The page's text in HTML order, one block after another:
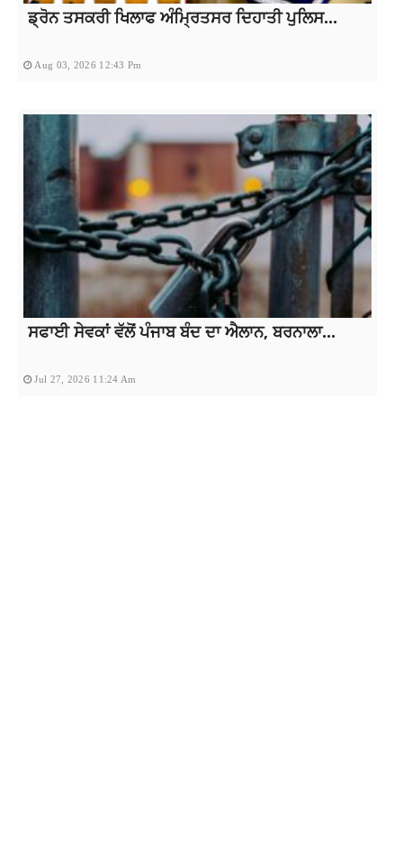
ਡ੍ਰੋਨ ਤਸਕਰੀ ਖਿਲਾਫ ਅੰਮ੍ਰਿਤਸਰ ਦਿਹਾਤੀ ਪੁਲਿਸ...
Aug 03, 2026 12:43 Pm
ਸਫਾਈ ਸੇਵਕਾਂ ਵੱਲੋਂ ਪੰਜਾਬ ਬੰਦ ਦਾ ਐਲਾਨ, ਬਰਨਾਲਾ...
Jul 27, 2026 11:24 Am